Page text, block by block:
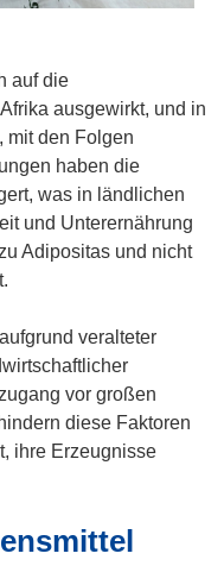
auf die
ausgewirkt, und in
mit den Folgen
haben die
was in ländlichen
und Unterernährung
Adipositas und nicht
veralteter
vor großen
diese Faktoren
ihre Erzeugnisse